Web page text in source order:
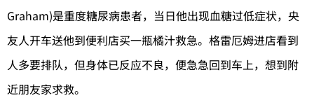
Graham)是重度糖尿病患者，当日他出现血糖过低症状，央
友人开车送他到便利店买一瓶橘汁救急。格雷厄姆进店看到
人多要排队，但身体已反应不良，便急急回到车上，想到附
近朋友家求救。